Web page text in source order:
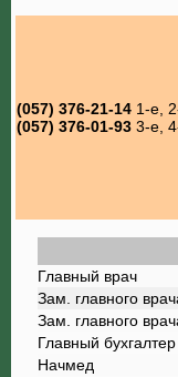
(057) 376-21-14 1-е,
(057) 376-01-93 3-е,
Главный врач
Зам. главного
Зам. главного
Главный бухгалтер
Начмед